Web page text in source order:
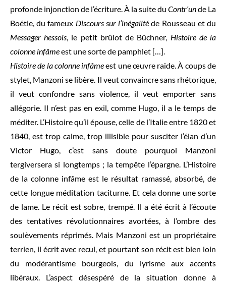
profonde injonction de l’écriture. À la suite du Contr’unde La
Boétie, du fameux Discours sur l’inégalité de Rousseau et du
Messager hessois, le petit brûlot de Büchner, Histoire de la
colonne infâmeest une sorte de pamphlet […].
Histoire de la colonne infâmeest une œuvre raide. À coups de
stylet, Manzoni se libère. Il veut convaincre sans rhétorique,
il veut confondre sans violence, il veut emporter sans
allégorie. Il n’est pas en exil, comme Hugo, il a le temps de
méditer. L’Histoire qu’il épouse, celle de l’Italie entre 1820 et
1840, est trop calme, trop illisible pour susciter l’élan d’un
Victor Hugo, c’est sans doute pourquoi Manzoni
tergiversera si longtemps ; la tempête l’épargne. L’Histoire
de la colonne infâme est le résultat ramassé, absorbé, de
cette longue méditation taciturne. Et cela donne une sorte
de lame. Le récit est sobre, trempé. Il a été écrit à l’écoute
des tentatives révolutionnaires avortées, à l’ombre des
soulèvements réprimés. Mais Manzoni est un propriétaire
terrien, il écrit avec recul, et pourtant son récit est bien loin
du modérantisme bourgeois, du lyrisme aux accents
libéraux. L’aspect désespéré de la situation donne à